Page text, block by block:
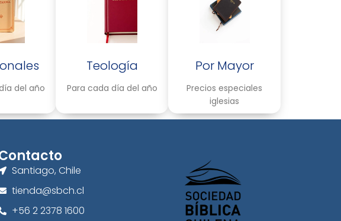
del año
Teología
Para cada día del año
Por Mayor
Precios especiales
iglesias
Santiago, Chile
tienda@sbch.cl
+56 2 2378 1600